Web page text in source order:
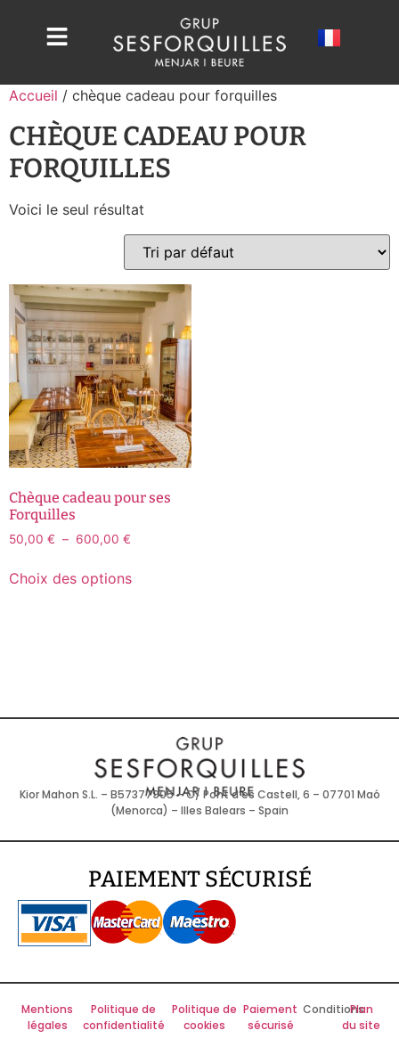
Accueil / chèque cadeau pour forquilles
CHÈQUE CADEAU POUR
FORQUILLES
Voici le seul résultat
Chèque cadeau pour ses
Forquilles
50,00 € – 600,00 €
Choix des options
Kior Mahon S.L. – B57377905 – C/ Pont d’es Castell, 6 – 07701 Maó
(Menorca) – Illes Balears – Spain
PAIEMENT SÉCURISÉ
Mentions
légales
Politique de
confidentialité
Politique de
cookies
Paiement
sécurisé
Conditions
Plan
du site